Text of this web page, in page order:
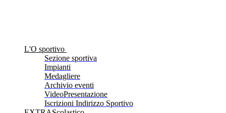
L'O sportivo
Sezione sportiva
Impianti
Medagliere
Archivio eventi
VideoPresentazione
Iscrizioni Indirizzo Sportivo